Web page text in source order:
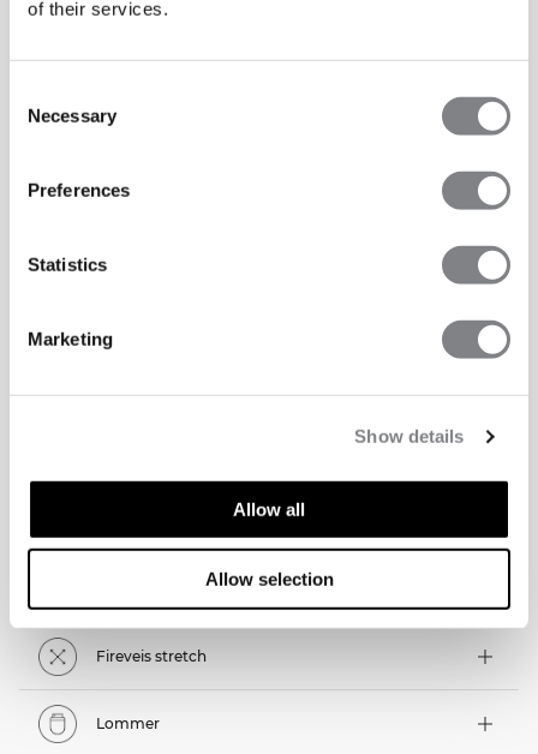
of their services.
Selection
Necessary
Preferences
Statistics
Marketing
Show details
Allow all
Allow selection
TEKNISKE EGENSKAPER
Tekniske funksjoner
Fireveis stretch
Lommer